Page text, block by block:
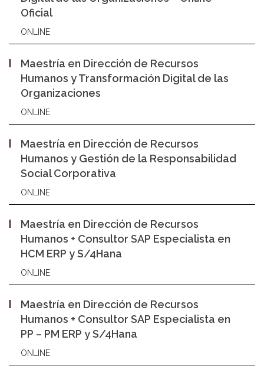
Oficial
ONLINE
Maestría en Dirección de Recursos
Humanos y Transformación Digital de las
Organizaciones
ONLINE
Maestría en Dirección de Recursos
Humanos y Gestión de la Responsabilidad
Social Corporativa
ONLINE
Maestría en Dirección de Recursos
Humanos + Consultor SAP Especialista en
HCM ERP y S/4Hana
ONLINE
Maestría en Dirección de Recursos
Humanos + Consultor SAP Especialista en
PP – PM ERP y S/4Hana
ONLINE